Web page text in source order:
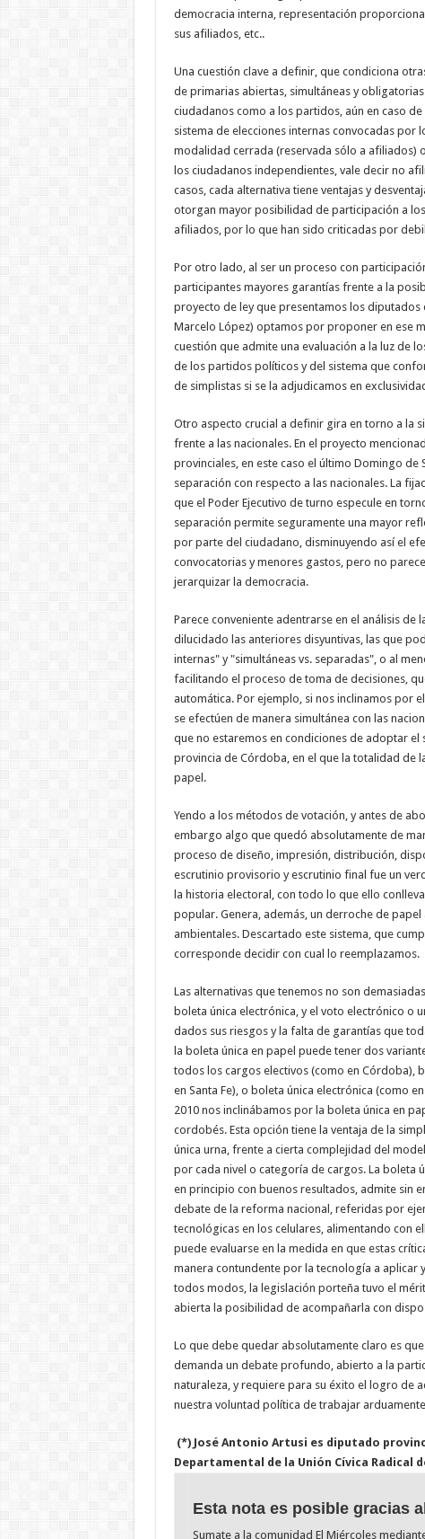
democracia interna, representación
sus afiliados, etc..
Una cuestión clave a definir, que condiciona
de primarias abiertas, simultáneas y
ciudadanos como a los partidos, aún en caso
sistema de elecciones internas convocadas por
modalidad cerrada (reservada sólo a afiliados)
los ciudadanos independientes, vale decir no
casos, cada alternativa tiene ventajas y
otorgan mayor posibilidad de participación a
afiliados, por lo que han sido criticadas por
Por otro lado, al ser un proceso con
participantes mayores garantías frente a la
proyecto de ley que presentamos los diputados
Marcelo López) optamos por proponer en ese
cuestión que admite una evaluación a la luz de
de los partidos políticos y del sistema que
de simplistas si se la adjudicamos en
Otro aspecto crucial a definir gira en torno a la
frente a las nacionales. En el proyecto
provinciales, en este caso el último Domingo
separación con respecto a las nacionales. La
que el Poder Ejecutivo de turno especule en
separación permite seguramente una mayor
por parte del ciudadano, disminuyendo así el
convocatorias y menores gastos, pero no
jerarquizar la democracia.
Parece conveniente adentrarse en el análisis
dilucidado las anteriores disyuntivas, las que
internas" y "simultáneas vs. separadas", o al
facilitando el proceso de toma de decisiones,
automática. Por ejemplo, si nos inclinamos por
se efectúen de manera simultánea con las
que no estaremos en condiciones de adoptar
provincia de Córdoba, en el que la totalidad de
papel.
Yendo a los métodos de votación, y antes de
embargo algo que quedó absolutamente de
proceso de diseño, impresión, distribución,
escrutinio provisorio y escrutinio final fue un
la historia electoral, con todo lo que ello
popular. Genera, además, un derroche de
ambientales. Descartado este sistema, que
corresponde decidir con cual lo reemplazamos.
Las alternativas que tenemos no son
boleta única electrónica, y el voto electrónico o
dados sus riesgos y la falta de garantías que
la boleta única en papel puede tener dos
todos los cargos electivos (como en Córdoba),
en Santa Fe), o boleta única electrónica (como
2010 nos inclinábamos por la boleta única en
cordobés. Esta opción tiene la ventaja de la
única urna, frente a cierta complejidad del
por cada nivel o categoría de cargos. La boleta
en principio con buenos resultados, admite sin
debate de la reforma nacional, referidas por
tecnológicas en los celulares, alimentando con
puede evaluarse en la medida en que estas
manera contundente por la tecnología a aplicar
todos modos, la legislación porteña tuvo el
abierta la posibilidad de acompañarla con
Lo que debe quedar absolutamente claro es
demanda un debate profundo, abierto a la
naturaleza, y requiere para su éxito el logro de
nuestra voluntad política de trabajar
(*) José Antonio Artusi es diputado
Departamental de la Unión Cívica Radical
Esta nota es posible gracias
Sumate a la comunidad El Miércoles